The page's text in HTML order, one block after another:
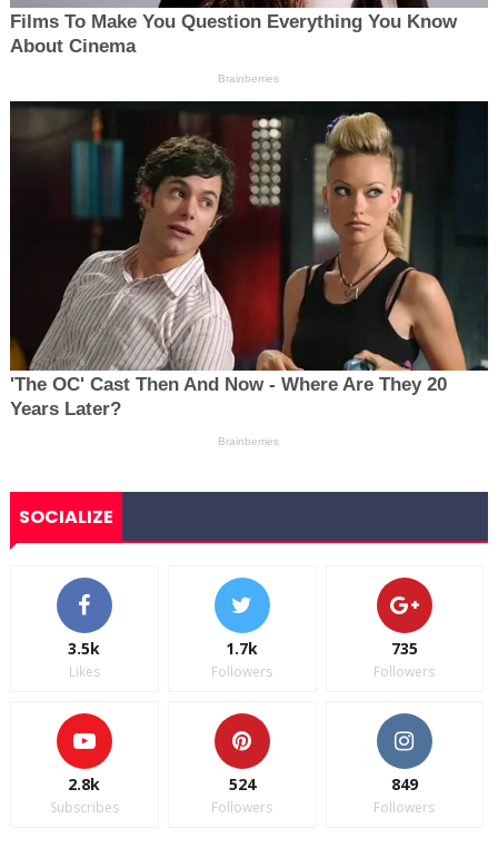
SOCIALIZE
3.5k
Likes
1.7k
Followers
735
Followers
2.8k
Subscribes
524
Followers
849
Followers